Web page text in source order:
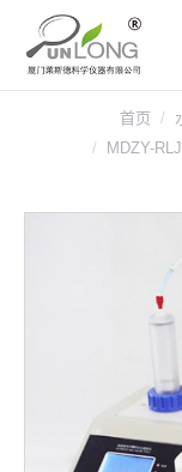
首页
MDZY-